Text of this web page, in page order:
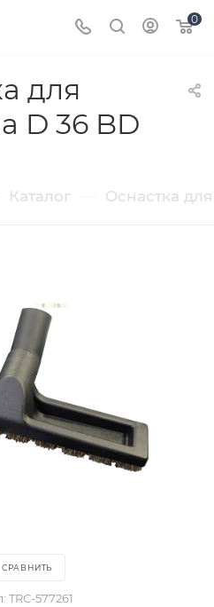
0
для
D 36 BD
Каталог Оснастка
СРАВНИТЬ
TRC-577261